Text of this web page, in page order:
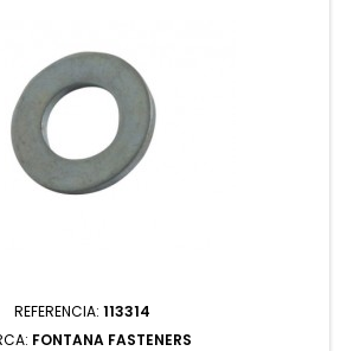
REFERENCIA: 113314
FONTANA FASTENERS